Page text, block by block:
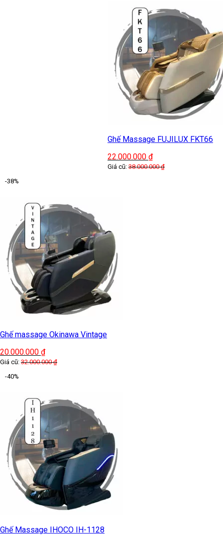
Ghế Massage FUJILUX FKT66
22.000.000 ₫
Giá cũ: 38.000.000₫
-38%
Ghế massage Okinawa Vintage
20.000.000 ₫
Giá cũ: 32.000.000₫
-40%
Ghế Massage IHOCO IH-1128